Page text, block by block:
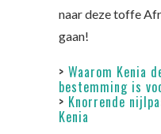
naar deze toffe
gaan!
> Waarom Kenia
bestemming is
> Knorrende
Kenia